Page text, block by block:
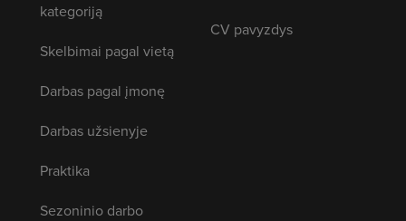
kategoriją
Skelbimai pagal vietą
Darbas pagal įmonę
Darbas užsienyje
Praktika
Sezoninio darbo
CV pavyzdys